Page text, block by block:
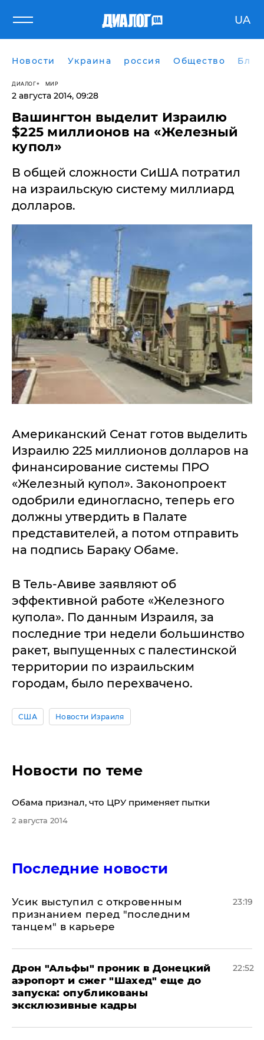
UA
Новости Украина россия Общество
ДИАЛОГ МИР
2 августа 2014, 09:28
​Вашингтон выделит Израилю
$225 миллионов на «Железный
купол»
В общей сложности СиША потратил
на израильскую систему миллиард
долларов.
Американский Сенат готов выделить
Израилю 225 миллионов долларов на
финансирование системы ПРО
«Железный купол». Законопроект
одобрили единогласно, теперь его
должны утвердить в Палате
представителей, а потом отправить
на подпись Бараку Обаме.
В Тель-Авиве заявляют об
эффективной работе «Железного
купола». По данным Израиля, за
последние три недели большинство
ракет, выпущенных с палестинской
территории по израильским
городам, было перехвачено.
США Новости Израиля
Новости по теме
Обама признал, что ЦРУ применяет пытки
2 августа 2014
Последние новости
Усик выступил с откровенным
признанием перед "последним
танцем" в карьере
23:19
Дрон "Альфы" проник в Донецкий
аэропорт и сжег "Шахед" еще до
запуска: опубликованы
эксклюзивные кадры
22:52